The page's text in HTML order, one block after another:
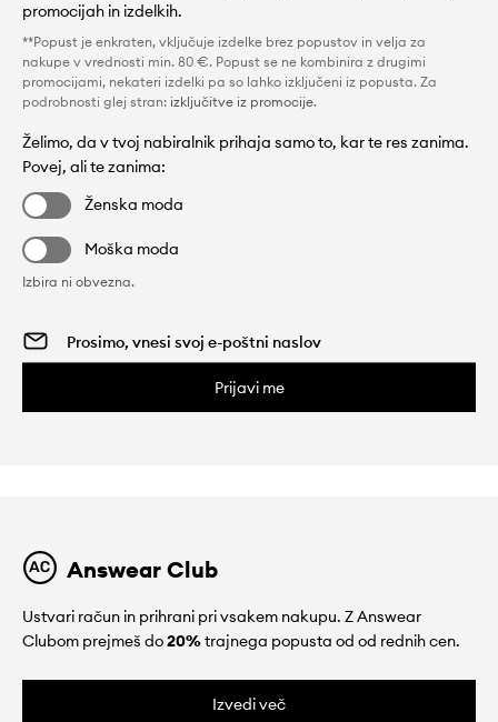
promocijah in izdelkih.
**Popust je enkraten, vključuje izdelke brez popustov in velja za
nakupe v vrednosti min. 80 €. Popust se ne kombinira z drugimi
promocijami, nekateri izdelki pa so lahko izključeni iz popusta. Za
podrobnosti glej stran: izključitve iz promocije.
Želimo, da v tvoj nabiralnik prihaja samo to, kar te res zanima.
Povej, ali te zanima:
Ženska moda
Moška moda
Izbira ni obvezna.
Prijavi me
Answear Club
Ustvari račun in prihrani pri vsakem nakupu. Z Answear
Clubom prejmeš do20%trajnega popusta od od rednih cen.
Izvedi več